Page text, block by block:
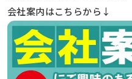
会社案内はこちらから↓